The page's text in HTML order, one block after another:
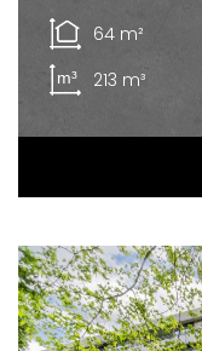
64 m²
213 m³